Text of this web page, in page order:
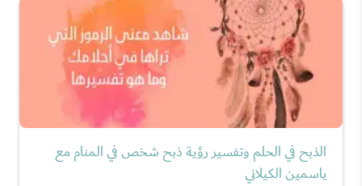
الذبح في الحلم وتفسير رؤية ذبح شخص في المنام مع
ياسمين الكيلاني